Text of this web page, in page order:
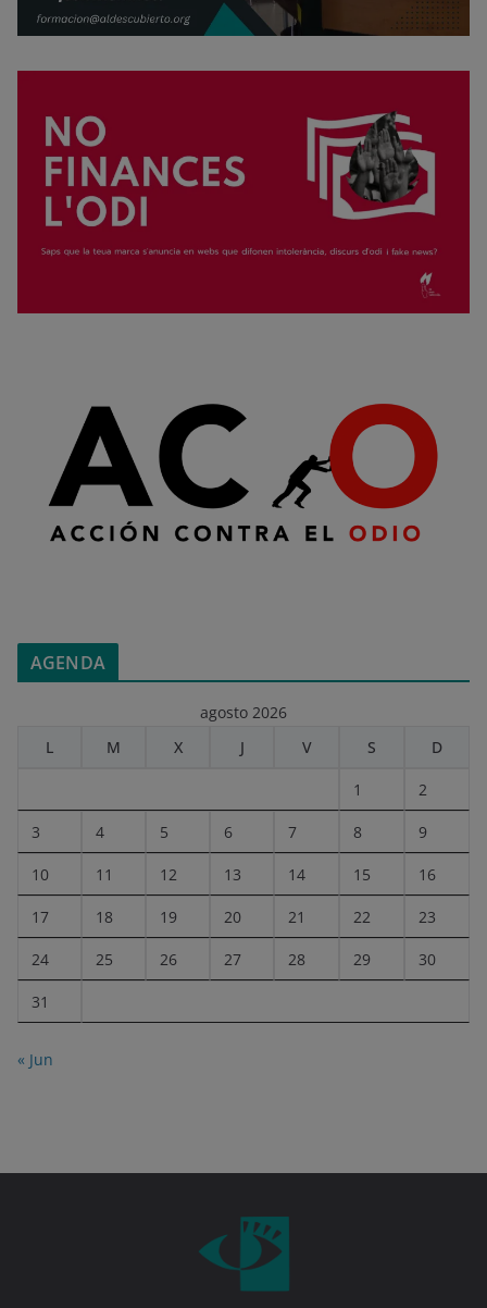
AGENDA
agosto 2026
L
M X J V S D
1 2
3 4 5 6 7 8 9
10 11 12 13 14 15 16
17 18 19 20 21 22 23
24 25 26 27 28 29 30
31
« Jun